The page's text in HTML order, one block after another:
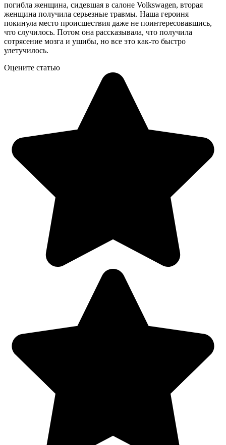
погибла женщина, сидевшая в салоне Volkswagen, вторая
женщина получила серьезные травмы. Наша героиня
покинула место происшествия даже не поинтересовавшись,
что случилось. Потом она рассказывала, что получила
сотрясение мозга и ушибы, но все это как-то быстро
улетучилось.
Оцените статью